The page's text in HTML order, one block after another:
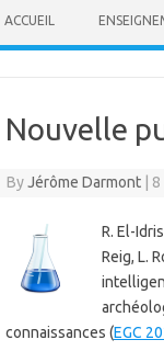
ACCUEIL
Nouvelle
ByJérôme Darmont
R. El-
Reig, L.
connaissances (EGC